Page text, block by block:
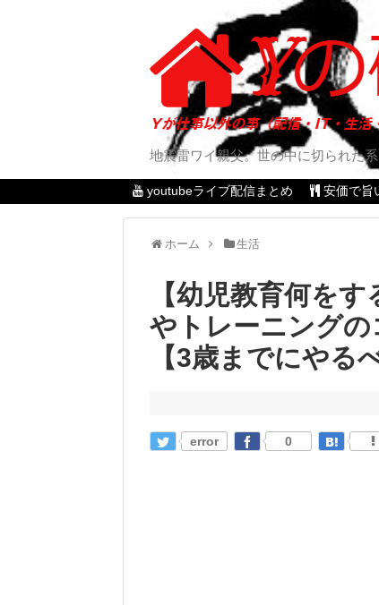
地震雷ワイ親父。世の中に切られた系
youtubeライブ配信まとめ 安価で旨
ホーム 生活
【幼児教育何を
やトレーニング
【3歳までにやる
error 0